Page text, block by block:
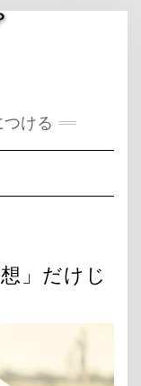
ける
」だけじ